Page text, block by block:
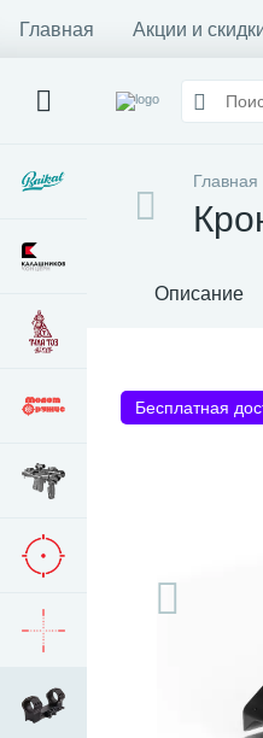
Главная Акции и
Главная
Описание
Бесплатная